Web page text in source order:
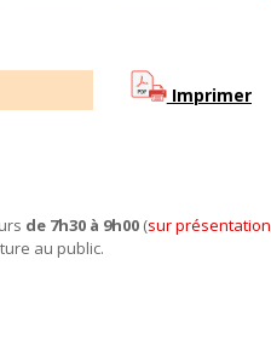
Imprimer
de 7h30 à 9h00(sur présentation
au public.